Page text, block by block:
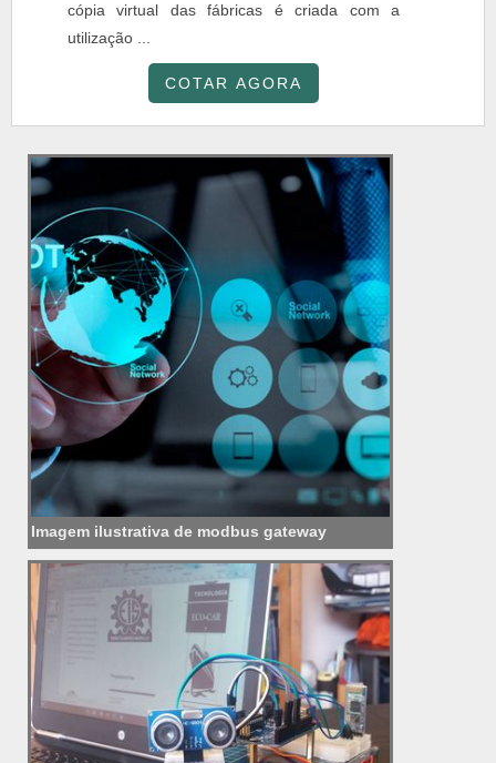
cópia virtual das fábricas é criada com a
utilização ...
COTAR AGORA
Imagem ilustrativa de modbus gateway